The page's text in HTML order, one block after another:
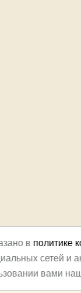
в политике
сетей и
вами